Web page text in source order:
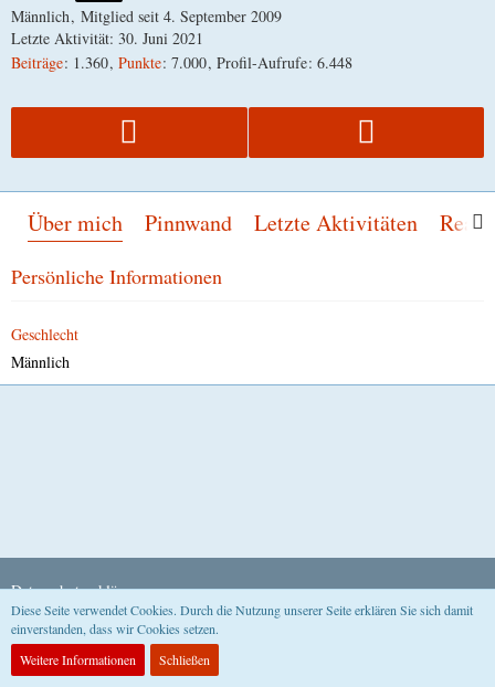
Männlich Mitglied seit 4. September 2009
Letzte Aktivität: 30. Juni 2021
Beiträge 1.360 Punkte 7.000 Profil-Aufrufe 6.448
Über mich Pinnwand Letzte Aktivitäten
Persönliche Informationen
Geschlecht
Männlich
Datenschutzerklärung
Community-Software:
Diese Seite verwendet Cookies. Durch die Nutzung unserer Seite erklären Sie sich damit
einverstanden, dass wir Cookies setzen.
Weitere Informationen
Schließen